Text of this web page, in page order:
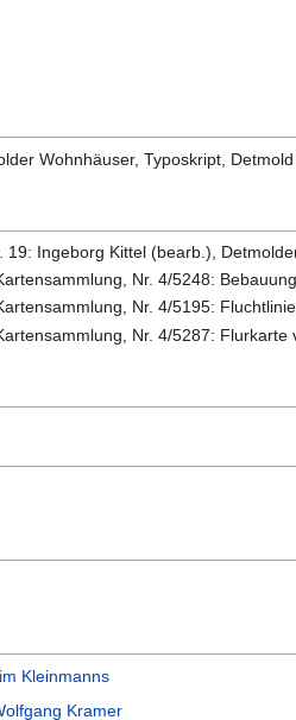
Wohnhäuser, Typoskript,
Ingeborg Kittel (bearb.),
Nr. 4/5248:
Nr. 4/5195:
Nr. 4/5287:
Kleinmanns
Kramer